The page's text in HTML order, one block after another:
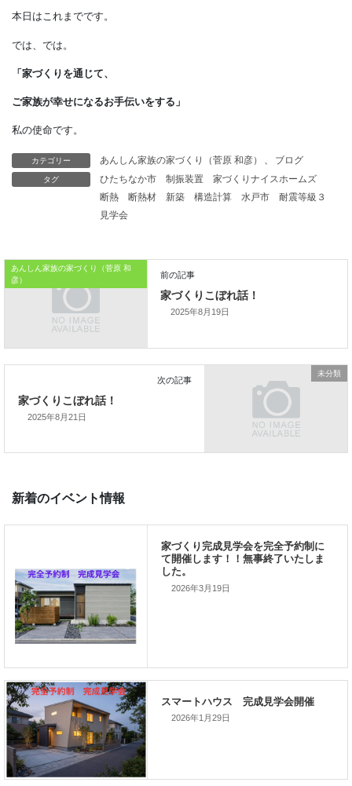
「建物の業者に外構のことを
尋ねるのは失礼かな…」
と遠慮せずに
尋ねてみるといいですよ。
なお、
業者によっては紹介料が
発生するかもしれません。
そのあたりも確認してくださいね。
本日はこれまでです。
では、では。
ご家族が幸せになるお手伝いをする」
私の使命です。
カテゴリー あんしん家族の家づくり（菅原 和彦） 、
ブログ
タグ
ひたちなか市 制振装置
家づくりナイスホームズ
断熱
断熱材 新築 構造計算 水戸市
耐震等級３
見学会
あんしん家族の家づくり（菅原 和
彦）
前の記事
2025年8月19日
未分類
次の記事
家づくりこぼれ話！
2025年8月21日
2026年3月19日
2026年1月29日